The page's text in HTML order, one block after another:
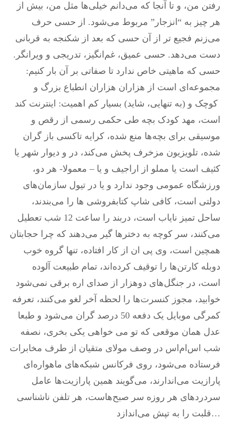
رفتن من، و تا آنجا که می‌دانم خیلی‌ها مثل من، بیش از
هر چیز به “انزجار” مربوط می‌شود. از حسی حرف
می‌زنم فجیع تر از آن حسی که بعد از شکنجه به قربانی
دست می‌دهد. حسی عمیق، غم‌انگیز، تدریجی و ویرانگر.
حسی که ماهیتی خاص ندارد تا صفاتی بر آن بار کنیم:
مجموعه‌ای است از هزاران هزاران انطباع بزرگ و
کوچک و (به تنهایی، شاید) بسیار کم اهمیت: اینترنت کند
است، مهد کودک بچه طی حکمی رسمی از رقص و
موسیقی برای بچه‌ها منع شده، کرایه تاکسی باز گران
شده، تلویزیون مزخرف پخش می‌کند، در و دیوار شهر یا
کثیف است یا مملو از اراجیف و یا – معمولا- هر دو،
ورزشگاه عمومی وجود ندارد و یا در تیول سازمان‌های
دولتی است، کافی شاپ کتابفروشی ها را می‌بندند،
ساحل تمیز نایاب است، دربند را ساعت 12 شب تعطیل
می‌کنند، سر کوچه به دخترها گیر می‌دهند که چرا حجابتان
همچین است، وی پی ان از کار افتاده، تنها گروه خوب
دوبله کارتن‌ها را توقیف کرده‌اند، تمام طبیعت آلوده
است، در جنگل‌های دوهزار از صدای اره برقی نمی‌شود
خوابید، مجوز کنسرت‌ها را لحظه آخر لغو می‌کنند، تعرفه
کمرگی موبایل یک دفعه 50 درصد گران می‌شود و طبعا
عدل همان موقعی که تو می خواهی یکی بخری، نصفه
شب اس‌ام‌اس در وصف مولای متقیان از طرف مخابرات
فرستاده می‌شود، روی فرکانس شبکه‌های ماهواره‌ای
پارازیت می‌اندارند، می‌گویند همین پارازیت‌ها عامل
سردردهای هر روزه سر صبح‌هاست، هر تلفن ناشناسی
قلبت را به تپش می‌اندازد…